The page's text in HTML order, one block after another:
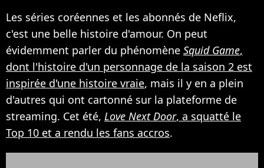
Les séries coréennes et les abonnés de Neflix,
c'est une belle histoire d'amour. On peut
évidemment parler du phénomène Squid Game,
dont l'histoire d'un personnage de la saison 2 est
inspirée d'une histoire vraie, mais il y en a plein
d'autres qui ont cartonné sur la plateforme de
streaming. Cet été, Love Next Door, a squatté le
Top 10 et a rendu les fans accros.